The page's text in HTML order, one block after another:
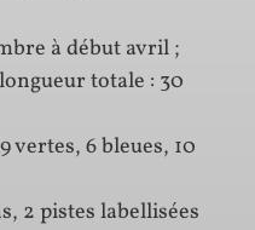
à début avril ;
totale : 30
vertes, 6 bleues, 10
2 pistes labellisées